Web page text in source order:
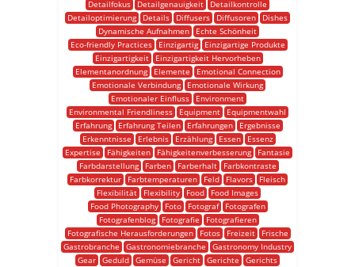
Detailfokus Detailgenauigkeit
Detailkontrolle
Detailoptimierung
Details Diffusers Diffusoren
Dishes
Dynamische Aufnahmen
Echte Schönheit
Eco-friendly Practices
Einzigartig
Einzigartige Produkte
Einzigartigkeit
Einzigartigkeit Hervorheben
Elementanordnung
Elemente
Emotional Connection
Emotionale Verbindung
Emotionale Wirkung
Emotionaler Einfluss
Environment
Environmental Friendliness
Equipment
Equipmentwahl
Erfahrung
Erfahrung Teilen Erfahrungen
Ergebnisse
Erkenntnisse
Erlebnis Erzählung Essen
Essenz
Expertise
Fähigkeiten Fähigkeitenverbesserung
Fantasie
Farbdarstellung
Farben Farberhalt
Farbkontraste
Farbkorrektur
Farbtemperaturen Feld Flavors
Fleisch
Flexibilität
Flexibility Food
Food Images
Food Photography
Foto Fotograf
Fotografen
Fotografenblog
Fotografie
Fotografieren
Fotografische Herausforderungen
Fotos Freizeit
Frische
Gastrobranche
Gastronomiebranche
Gastronomy Industry
Gear Geduld Gemüse Gericht Gerichte
Gerichts